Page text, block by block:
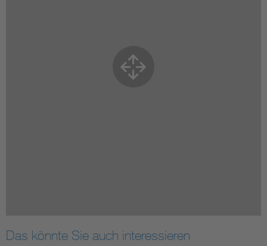
Das könnte Sie auch interessieren